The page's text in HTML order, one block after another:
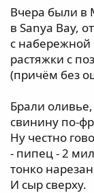
Вчера были в
в Sanya Bay,
с набережной
растяжки с
(причём без
Брали
свинину по-
Ну честно
- пипец - 2
тонко
И сыр сверху.